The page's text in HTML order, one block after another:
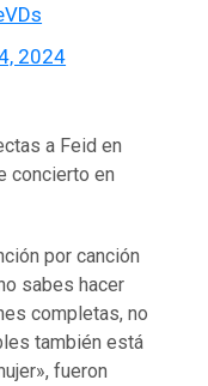
2024
a Feid en
concierto en
por canción
sabes hacer
completas, no
también está
fueron